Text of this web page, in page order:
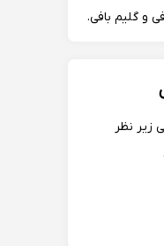
و گلیم بافی.
قالی بافی زیر نظر